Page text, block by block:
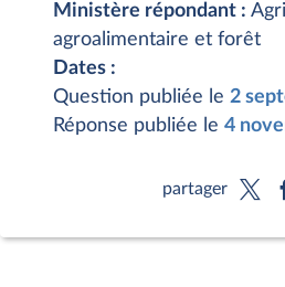
Ministère répondant :
agroalimentaire et forêt
Dates :
Question publiée le 2
Réponse publiée le 4
partager